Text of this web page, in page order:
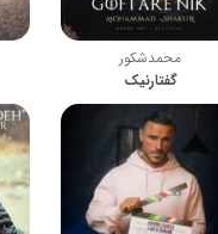
محمدشکور
گفتارنیک